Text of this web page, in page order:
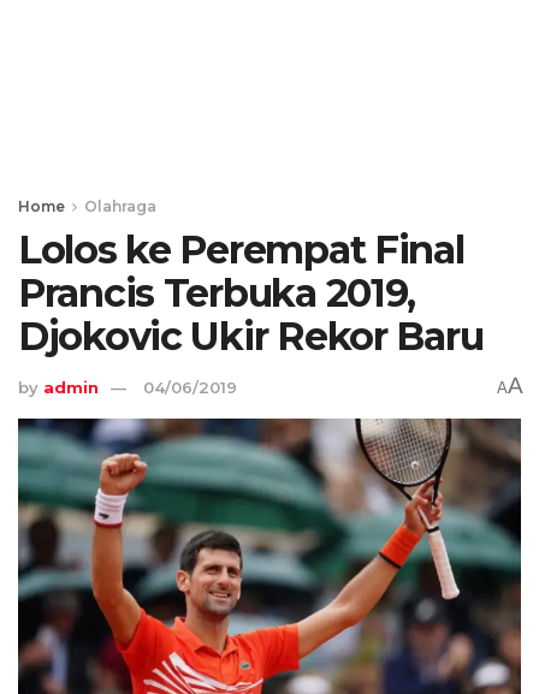
Home Olahraga
Lolos ke Perempat Final
Prancis Terbuka 2019,
Djokovic Ukir Rekor Baru
by admin 04/06/2019 AA